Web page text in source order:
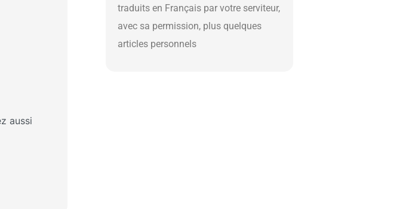
aussi
traduits en Français par votre serviteur,
avec sa permission, plus quelques
articles personnels